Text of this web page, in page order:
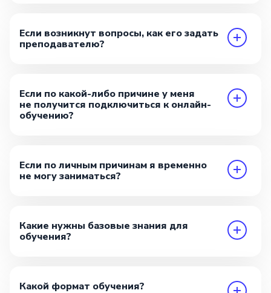
Если возникнут вопросы, как его задать
преподавателю?
Если по какой-либо причине у меня
не получится подключиться к онлайн-
обучению?
Если по личным причинам я временно
не могу заниматься?
Какие нужны базовые знания для
обучения?
Какой формат обучения?